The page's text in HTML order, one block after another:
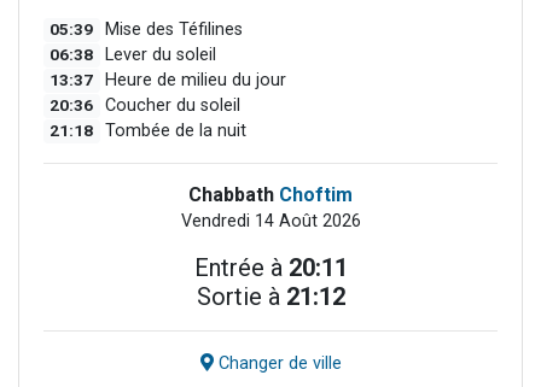
05:39 Mise des Téfilines
06:38 Lever du soleil
13:37 Heure de milieu du jour
20:36 Coucher du soleil
21:18 Tombée de la nuit
Chabbath Choftim
Vendredi 14 Août 2026
Entrée à 20:11
Sortie à 21:12
Changer de ville